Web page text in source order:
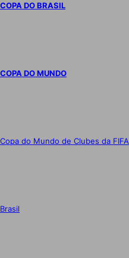
COPA DO BRASIL
COPA DO MUNDO
Copa do Mundo de Clubes da FIFA
Brasil